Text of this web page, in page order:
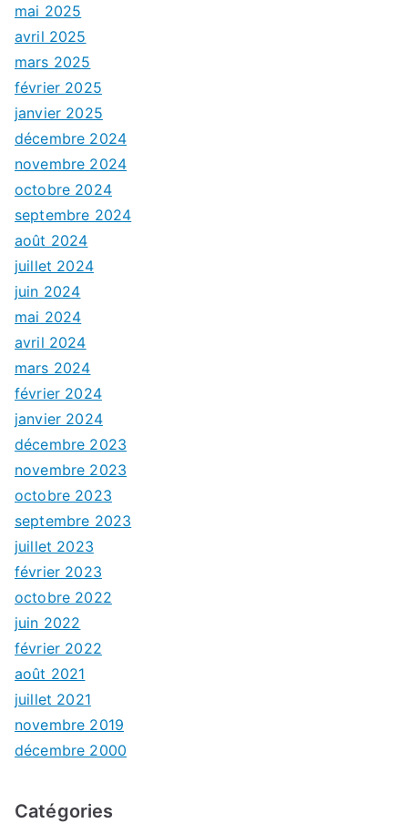
mai 2025
avril 2025
mars 2025
février 2025
janvier 2025
décembre 2024
novembre 2024
octobre 2024
septembre 2024
août 2024
juillet 2024
juin 2024
mai 2024
avril 2024
mars 2024
février 2024
janvier 2024
décembre 2023
novembre 2023
octobre 2023
septembre 2023
juillet 2023
février 2023
octobre 2022
juin 2022
février 2022
août 2021
juillet 2021
novembre 2019
décembre 2000
Catégories